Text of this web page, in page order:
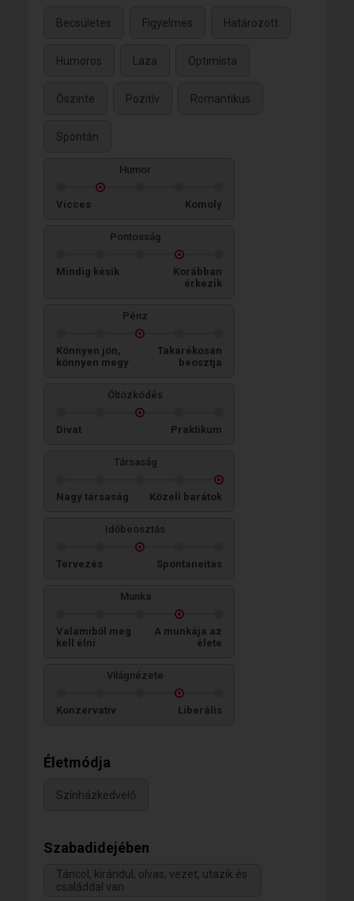
Becsületes Figyelmes Határozott
Humoros Laza Optimista
Őszinte Pozitív Romantikus
Spontán
Humor
Vicces Komoly
Pontosság
Mindig késik
Korábban
érkezik
Pénz
Könnyen jön,
könnyen megy
Takarékosan
beosztja
Öltözködés
Divat Praktikum
Társaság
Nagy társaság Közeli barátok
Időbeosztás
Tervezés Spontaneitás
Munka
Valamiből meg
kell élni
A munkája az
élete
Világnézete
Konzervatív Liberális
Életmódja
Színházkedvelő
Szabadidejében
Táncol, kirándul, olvas, vezet, utazik és
családdal van